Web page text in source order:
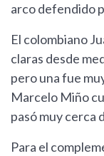
arco defendido
El colombiano
claras desde
pero una fue
Marcelo Miño
pasó muy cerca
Para el